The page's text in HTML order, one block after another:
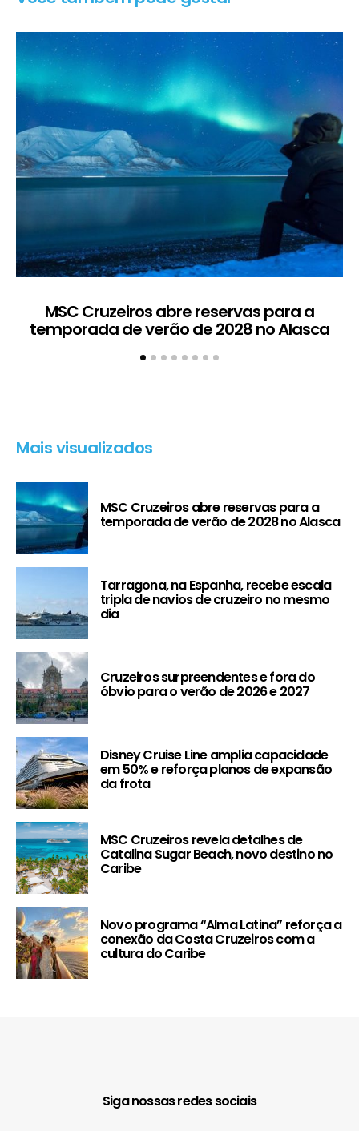
MSC Cruzeiros abre reservas para a
temporada de verão de 2028 no Alasca
Mais visualizados
MSC Cruzeiros abre reservas para a
temporada de verão de 2028 no Alasca
Tarragona, na Espanha, recebe escala
tripla de navios de cruzeiro no mesmo
dia
Cruzeiros surpreendentes e fora do
óbvio para o verão de 2026 e 2027
Disney Cruise Line amplia capacidade
em 50% e reforça planos de expansão
da frota
MSC Cruzeiros revela detalhes de
Catalina Sugar Beach, novo destino no
Caribe
Novo programa “Alma Latina” reforça a
conexão da Costa Cruzeiros com a
cultura do Caribe
Siga nossas redes sociais